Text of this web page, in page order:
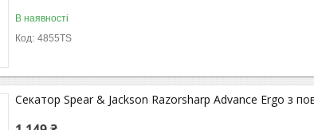
В наявності
4855TS
Секатор Spear & Jackson Razorsharp Advance Ergo з